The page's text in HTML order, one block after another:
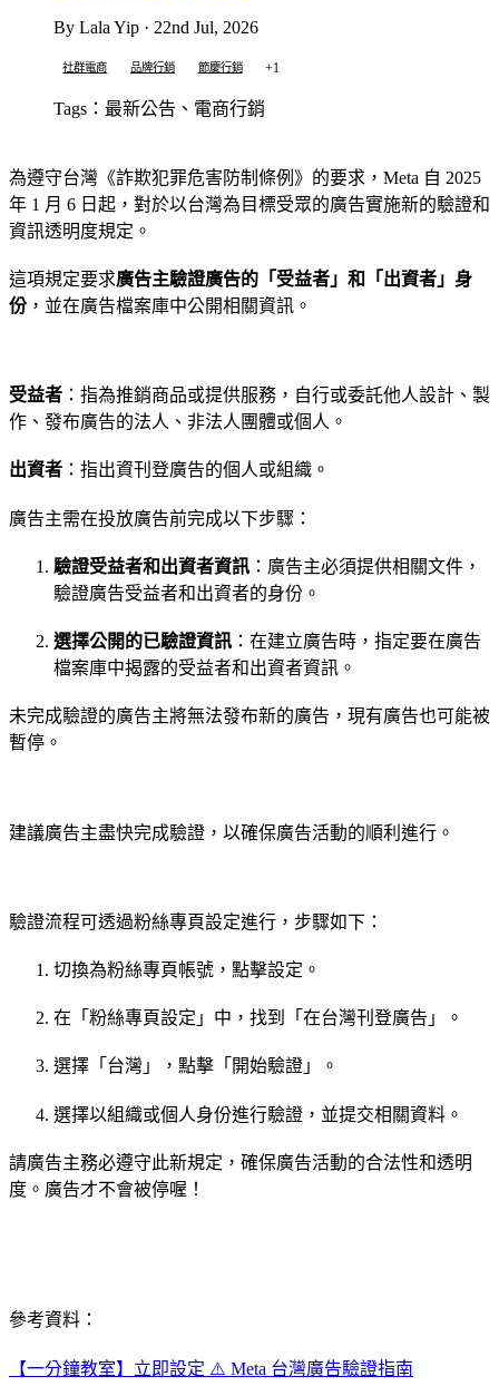
By Lala Yip · 22nd Jul, 2026
社群電商 品牌行銷 節慶行銷 +1
Tags：最新公告、電商行銷
為遵守台灣《詐欺犯罪危害防制條例》的要求，Meta 自 2025
年 1 月 6 日起，對於以台灣為目標受眾的廣告實施新的驗證和
資訊透明度規定。
這項規定要求廣告主驗證廣告的「受益者」和「出資者」身
份 ，並在廣告檔案庫中公開相關資訊。
受益者 ：指為推銷商品或提供服務，自行或委託他人設計、製
作、發布廣告的法人、非法人團體或個人。
出資者 ：指出資刊登廣告的個人或組織。
廣告主需在投放廣告前完成以下步驟：
驗證受益者和出資者資訊 ：廣告主必須提供相關文件，
驗證廣告受益者和出資者的身份。
選擇公開的已驗證資訊 ：在建立廣告時，指定要在廣告
檔案庫中揭露的受益者和出資者資訊。
未完成驗證的廣告主將無法發布新的廣告，現有廣告也可能被
暫停。
建議廣告主盡快完成驗證，以確保廣告活動的順利進行。
驗證流程可透過粉絲專頁設定進行，步驟如下：
切換為粉絲專頁帳號，點擊設定。
在「粉絲專頁設定」中，找到「在台灣刊登廣告」。
選擇「台灣」，點擊「開始驗證」。
選擇以組織或個人身份進行驗證，並提交相關資料。
請廣告主務必遵守此新規定，確保廣告活動的合法性和透明
度。廣告才不會被停喔！
參考資料：
【一分鐘教室】立即設定 ⚠️ Meta 台灣廣告驗證指南